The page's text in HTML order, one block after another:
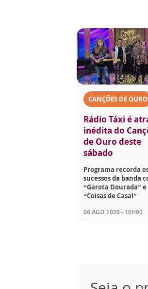
CANÇÕES DE OURO
Rádio Táxi é
inédita do
de Ouro deste
sábado
Programa recorda
sucessos da banda
“Garota Dourada” e
“Coisas de Casal”
06 AGO 2026 - 10H00